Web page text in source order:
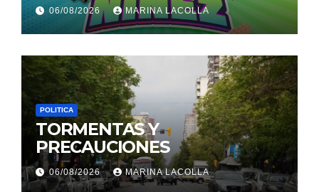
06/08/2026 MARINA LACOLLA
POLITICA
TORMENTAS Y
PRECAUCIONES
06/08/2026 MARINA LACOLLA